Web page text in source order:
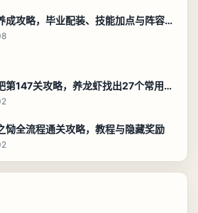
异环白藏养成攻略，毕业配装、技能加点与阵容搭配保姆级解析
聪明开局吧第147关攻略，养龙虾找出27个常用字通关答案
恸全流程通关攻略，教程与隐藏奖励